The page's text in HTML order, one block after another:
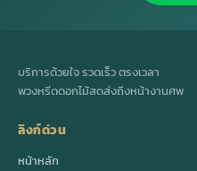
บริการด้วยใจ รวดเร็ว ตรงเวลา
พวงหรีดดอกไม้สดส่งถึงหน้างานศพ
ลิงก์ด่วน
หน้าหลัก